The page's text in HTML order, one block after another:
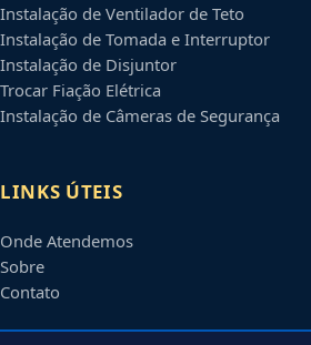
Instalação de Ventilador de Teto
Instalação de Tomada e Interruptor
Instalação de Disjuntor
Trocar Fiação Elétrica
Instalação de Câmeras de Segurança
LINKS ÚTEIS
Onde Atendemos
Sobre
Contato